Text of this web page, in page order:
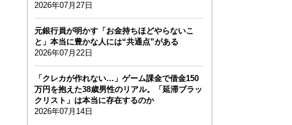
2026年07月27日
元銀行員が明かす「お金持ちほどやらないこ
と」本当に豊かな人には“共通点”がある
2026年07月22日
「クレカが作れない…」ゲーム課金で借金150
万円を抱えた38歳男性のリアル。「延滞ブラッ
クリスト」は本当に存在するのか
2026年07月14日